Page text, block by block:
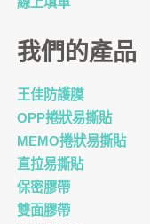
我們的產品
王佳防護膜
OPP捲狀易撕貼
MEMO捲狀易撕貼
直拉易撕貼
保密膠帶
雙面膠帶